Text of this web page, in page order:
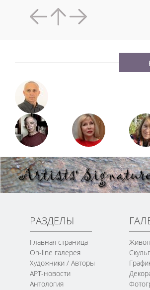
РАЗДЕЛЫ
Главная страница
On-line галерея
Художники / Авторы
АРТ-новости
Антология